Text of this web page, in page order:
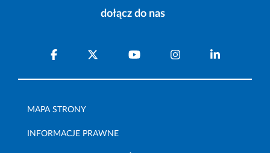
dołącz do nas
MAPA STRONY
INFORMACJE PRAWNE